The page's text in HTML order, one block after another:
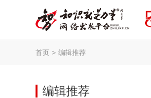
首页 > 编辑推荐
编辑推荐